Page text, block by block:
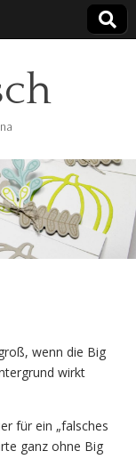
wenn die Big
wirkt
für ein „falsches
ganz ohne Big